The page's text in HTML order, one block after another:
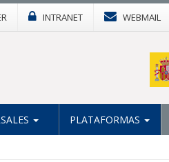
INTRANET WEBMAIL
PLATAFORMAS